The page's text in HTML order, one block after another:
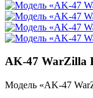
AK-47 WarZilla
Модель «AK-47